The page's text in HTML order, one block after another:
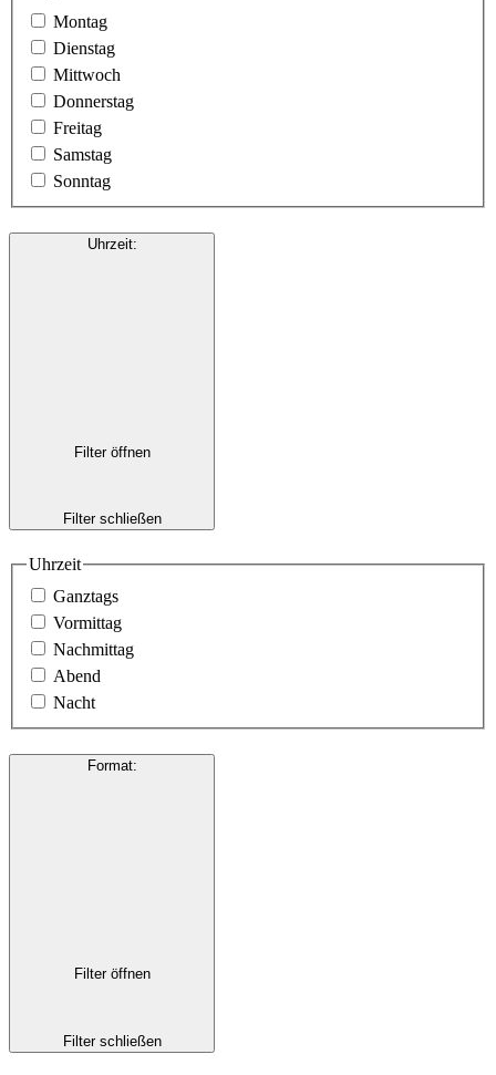
Montag
Dienstag
Mittwoch
Donnerstag
Freitag
Samstag
Sonntag
Uhrzeit:
Filter öffnen
Filter schließen
Uhrzeit
Ganztags
Vormittag
Nachmittag
Abend
Nacht
Format:
Filter öffnen
Filter schließen